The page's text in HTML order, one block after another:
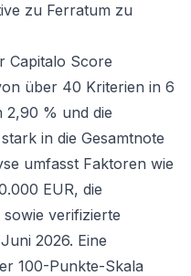
zu Ferratum zu
Capitalo Score
über 40 Kriterien in 6
2,90 % und die
in die Gesamtnote
umfasst Faktoren wie
EUR, die
verifizierte
2026. Eine
100-Punkte-Skala